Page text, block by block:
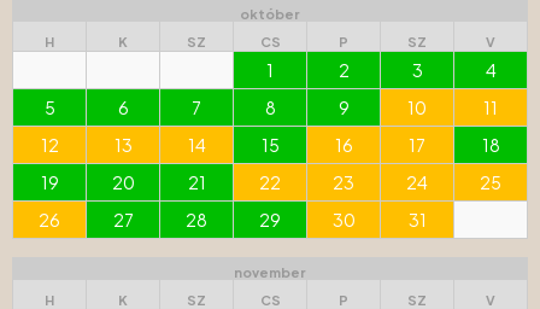
október
H
K SZ CS P SZ V
1 2 3
4
5
6 7 8 9 10
11
12
13 14 15 16 17
18
19
20 21 22 23 24
25
26
27 28 29 30 31
november
H
K SZ CS P SZ V